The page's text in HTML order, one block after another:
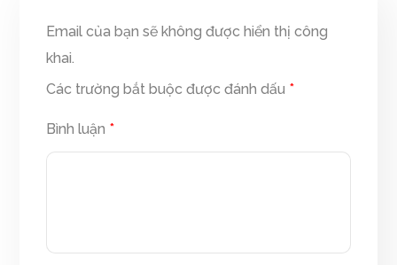
Email của bạn sẽ không được hiển thị công
khai.
Các trường bắt buộc được đánh dấu *
Bình luận *